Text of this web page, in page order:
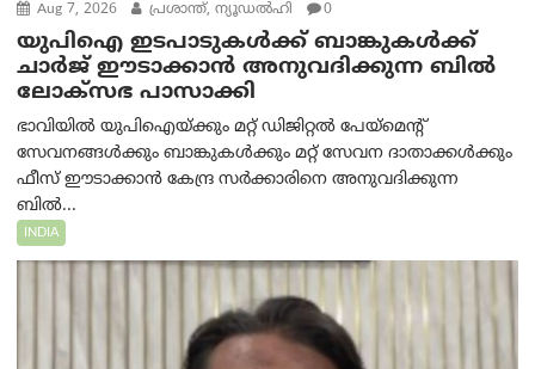
Aug 7, 2026 പ്രശാന്ത്, ന്യൂഡല്‍ഹി 0
യുപിഐ ഇടപാടുകൾക്ക് ബാങ്കുകൾക്ക്
ചാർജ് ഈടാക്കാൻ അനുവദിക്കുന്ന ബിൽ
ലോക്‌സഭ പാസാക്കി
ഭാവിയിൽ യുപിഐയ്ക്കും മറ്റ് ഡിജിറ്റൽ പേയ്‌മെന്റ്
സേവനങ്ങൾക്കും ബാങ്കുകൾക്കും മറ്റ് സേവന ദാതാക്കൾക്കും
ഫീസ് ഈടാക്കാൻ കേന്ദ്ര സർക്കാരിനെ അനുവദിക്കുന്ന
ബിൽ...
INDIA